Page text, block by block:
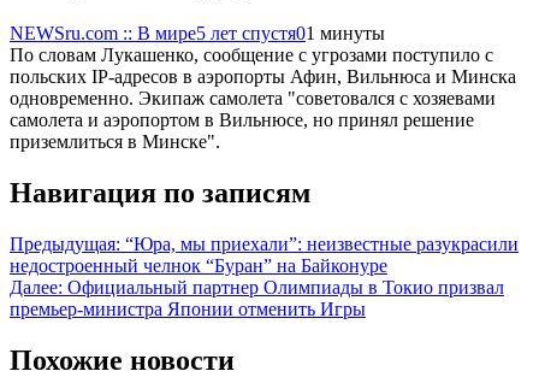
NEWSru.com :: В мире5 лет спустя01 минуты
По словам Лукашенко, сообщение с угрозами поступило с
польских IP-адресов в аэропорты Афин, Вильнюса и Минска
одновременно. Экипаж самолета "советовался с хозяевами
самолета и аэропортом в Вильнюсе, но принял решение
приземлиться в Минске".
Навигация по записям
Предыдущая: “Юра, мы приехали”: неизвестные разукрасили
недостроенный челнок “Буран” на Байконуре
Далее: Официальный партнер Олимпиады в Токио призвал
премьер-министра Японии отменить Игры
Похожие новости